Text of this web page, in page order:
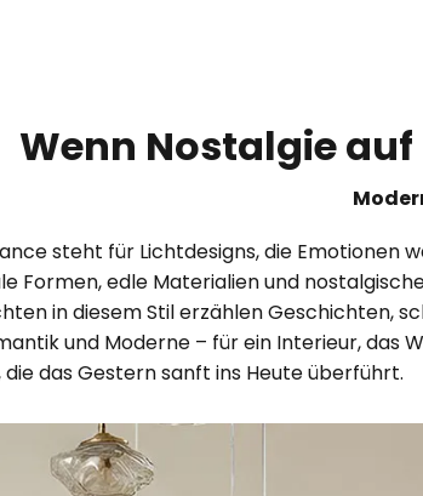
Wenn Nostalgie
steht für Lichtdesigns, die Emotionen
Formen, edle Materialien und
in diesem Stil erzählen Geschichten,
und Moderne – für ein Interieur, das
das Gestern sanft ins Heute überführt.